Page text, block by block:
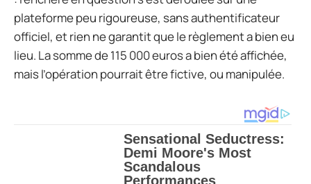
plateforme peu rigoureuse, sans authentificateur
officiel, et rien ne garantit que le règlement a bien eu
lieu. La somme de 115 000 euros a bien été affichée,
mais l’opération pourrait être fictive, ou manipulée.